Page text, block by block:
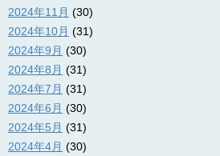
2024年11月 (30)
2024年10月 (31)
2024年9月 (30)
2024年8月 (31)
2024年7月 (31)
2024年6月 (30)
2024年5月 (31)
2024年4月 (30)